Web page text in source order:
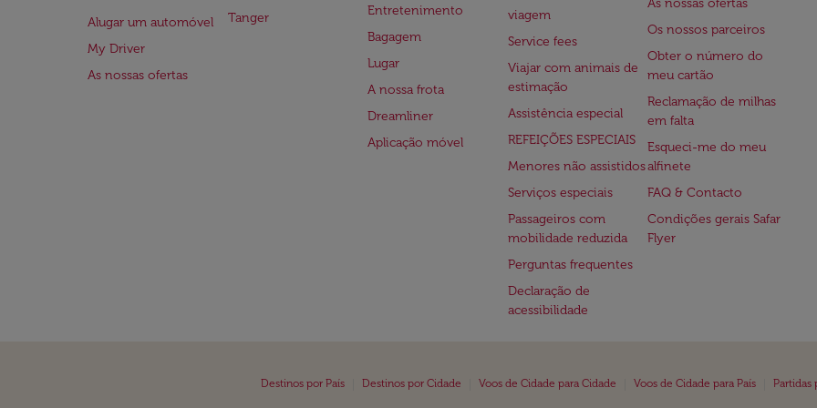
Alugar um automóvel
My Driver
As nossas ofertas
Tanger
Entretenimento
Bagagem
Lugar
A nossa frota
Dreamliner
Aplicação móvel
viagem
Service fees
Viajar com animais de
estimação
Assistência especial
REFEIÇÕES ESPECIAIS
Menores não assistidos
Serviços especiais
Passageiros com
mobilidade reduzida
Perguntas frequentes
Declaração de
acessibilidade
As nossas ofertas
Os nossos parceiros
Obter o número do
meu cartão
Reclamação de milhas
em falta
Esqueci-me do meu
alfinete
FAQ & Contacto
Condições gerais Safar
Flyer
Destinos por País Destinos por Cidade Voos de Cidade para Cidade Voos de Cidade para País Partidas